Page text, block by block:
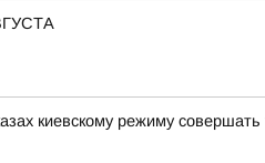
киевскому режиму совершать